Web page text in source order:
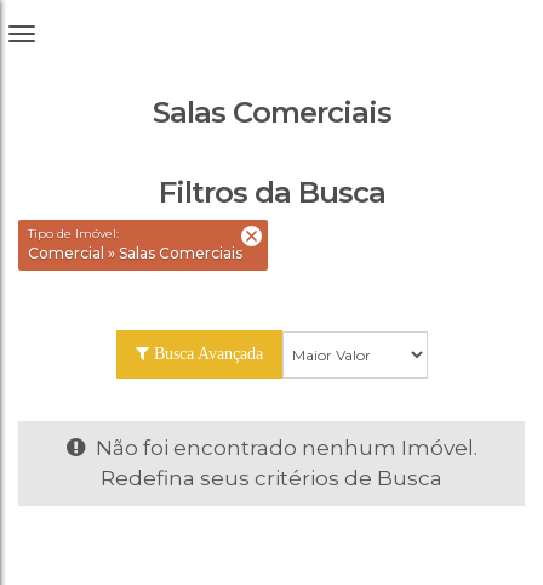
Salas Comerciais
Filtros da Busca
Tipo de Imóvel:
Comercial » Salas Comerciais
Busca Avançada
Não foi encontrado nenhum Imóvel.
Redefina seus critérios de Busca